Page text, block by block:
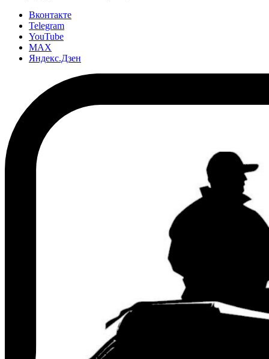
Вконтакте
Telegram
YouTube
MAX
Яндекс.Дзен